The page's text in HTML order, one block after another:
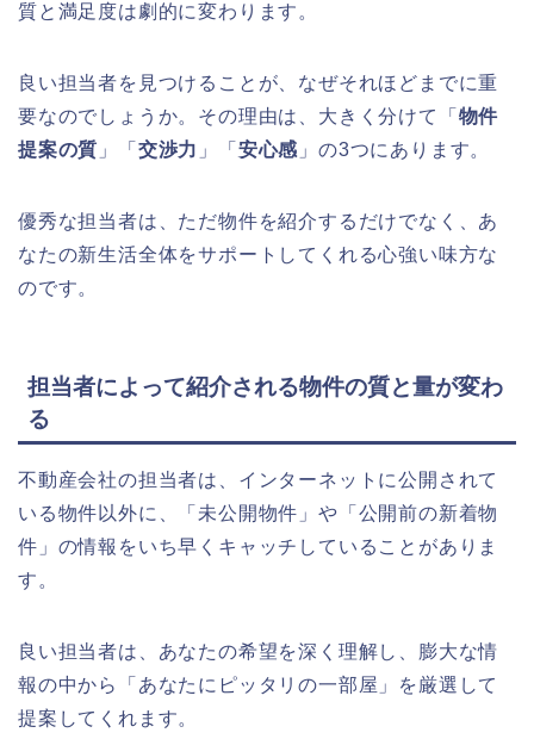
質と満足度は劇的に変わります。
良い担当者を見つけることが、なぜそれほどまでに重
要なのでしょうか。その理由は、大きく分けて「 物件
提案の質 」「 交渉力 」「 安心感 」の3つにあります。
優秀な担当者は、ただ物件を紹介するだけでなく、あ
なたの新生活全体をサポートしてくれる心強い味方な
のです。
担当者によって紹介される物件の質と量が変わ
る
不動産会社の担当者は、インターネットに公開されて
いる物件以外に、「未公開物件」や「公開前の新着物
件」の情報をいち早くキャッチしていることがありま
す。
良い担当者は、あなたの希望を深く理解し、膨大な情
報の中から「あなたにピッタリの一部屋」を厳選して
提案してくれます。